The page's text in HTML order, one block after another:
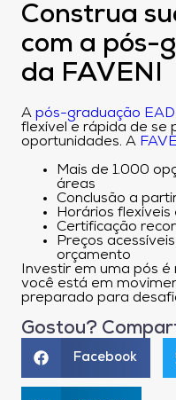
Construa
com a pós-
da FAVENI
A pós-graduação EAD
flexível e rápida de se
oportunidades. A
Mais de 1.000
áreas
Conclusão a
Horários flexíveis
Certificação
Preços
orçamento
Investir em uma pós
você está em
preparado para
Gostou?
Facebook